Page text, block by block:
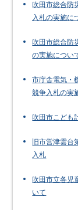
吹田市総合防
入札の実施に
吹田市総合防
の実施につい
市庁舎電気・
競争入札の実
吹田市こども
旧市営津雲
入札
吹田市立各児
いて